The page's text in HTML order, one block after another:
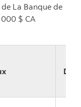
La Banque de
$ CA